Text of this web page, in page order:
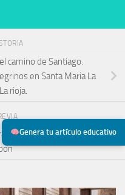
Genera tu artículo educativo
camino de Santiago.
en Santa Maria La
rioja.
modelo Rivage de